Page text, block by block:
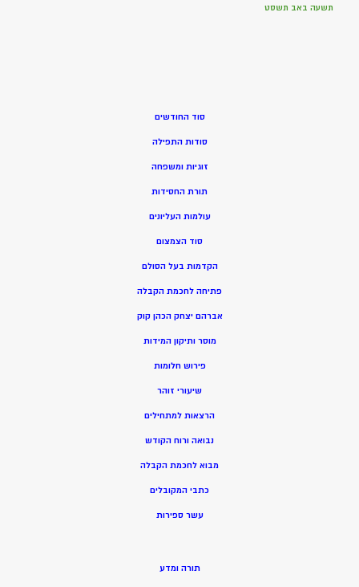
תשעה באב תשסט
סוד החודשים
סודות התפילה
זוגיות ומשפחה
תורת החסידות
עולמות העליונים
סוד הצמצום
הקדמות בעל הסולם
פתיחה לחכמת הקבלה
אברהם יצחק הכהן קוק
מוסר ותיקון המידות
פירוש חלומות
שיעורי זוהר
הרצאות למתחילים
נבואה ורוח הקודש
מבוא לחכמת הקבלה
כתבי המקובלים
עשר ספירות
תורה ומדע